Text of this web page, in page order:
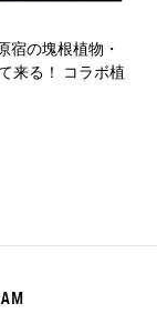
宿の塊根植物・
来る！ コラボ植